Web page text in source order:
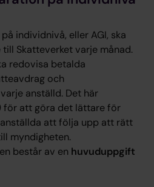
individnivå, eller AGI, ska
Skatteverket varje månad.
redovisa betalda
och
anställd. Det här
för att göra det lättare för
att följa upp att rätt
myndigheten.
består av en huvuduppgift